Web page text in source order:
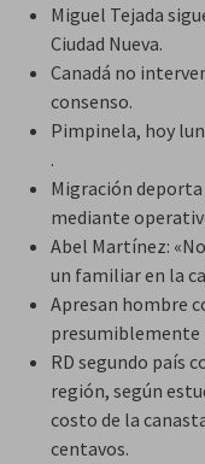
Miguel Tejada
Ciudad Nueva.
Canadá no
consenso.
Pimpinela, hoy
.
Migración
mediante
Abel Martínez:
un familiar en la
Apresan hombre
presumiblemente
RD segundo país
región, según
costo de la
centavos.